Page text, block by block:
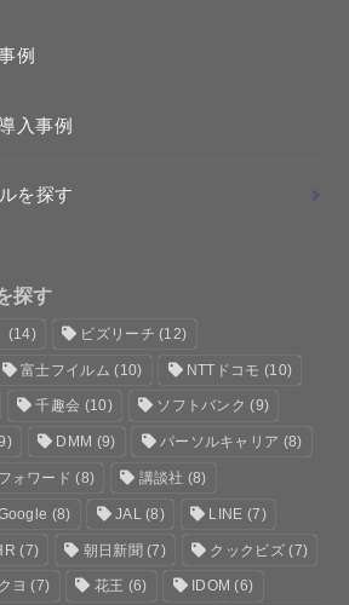
例
入事例
を探す
探す
(14) ビズリーチ (12)
富士フイルム (10) NTTドコモ (10)
千趣会 (10) ソフトバンク (9)
DMM (9) パーソルキャリア (8)
ォワード (8) 講談社 (8)
(8) JAL(8) LINE (7)
(7) 朝日新聞 (7) クックビズ(7)
ヨ (7) 花王 (6) IDOM (6)